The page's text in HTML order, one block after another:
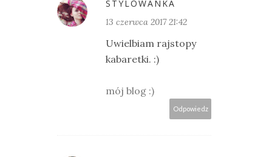
STYLOWANKA
13 czerwca 2017 21:42
Uwielbiam rajstopy
kabaretki. :)
mój blog :)
Odpowiedz